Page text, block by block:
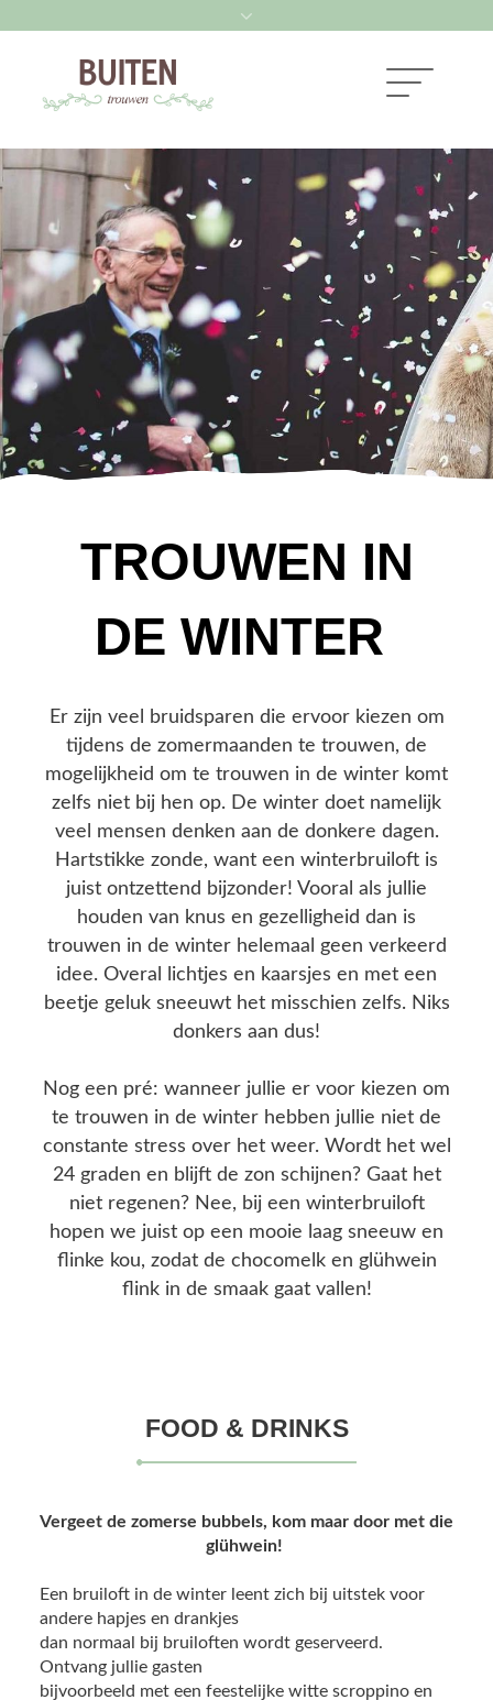
TROUWEN IN
DE WINTER
Er zijn veel bruidsparen die ervoor kiezen om
tijdens de zomermaanden te trouwen, de
mogelijkheid om te trouwen in de winter komt
zelfs niet bij hen op. De winter doet namelijk
veel mensen denken aan de donkere dagen.
Hartstikke zonde, want een winterbruiloft is
juist ontzettend bijzonder! Vooral als jullie
houden van knus en gezelligheid dan is
trouwen in de winter helemaal geen verkeerd
idee. Overal lichtjes en kaarsjes en met een
beetje geluk sneeuwt het misschien zelfs. Niks
donkers aan dus!
Nog een pré: wanneer jullie er voor kiezen om
te trouwen in de winter hebben jullie niet de
constante stress over het weer. Wordt het wel
24 graden en blijft de zon schijnen? Gaat het
niet regenen? Nee, bij een winterbruiloft
hopen we juist op een mooie laag sneeuw en
flinke kou, zodat de chocomelk en glühwein
flink in de smaak gaat vallen!
FOOD & DRINKS
Vergeet de zomerse bubbels, kom maar door met die
glühwein!
Een bruiloft in de winter leent zich bij uitstek voor
andere hapjes en drankjes
dan normaal bij bruiloften wordt geserveerd.
Ontvang jullie gasten
bijvoorbeeld met een feestelijke witte scroppino en